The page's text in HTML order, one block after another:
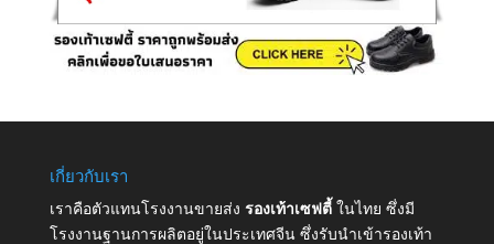
เกี่ยวกับเรา
เราคือตัวแทนโรงงานขายส่ง รองเท้าเซฟตี้ ในไทย ซึ่งมี
โรงงานฐานการผลิตอยู่ในประเทศจีน ซึ่งรับนำเข้ารองเท้า